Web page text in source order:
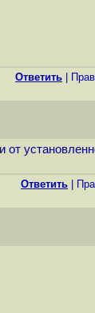
Ответить
от
Ответить